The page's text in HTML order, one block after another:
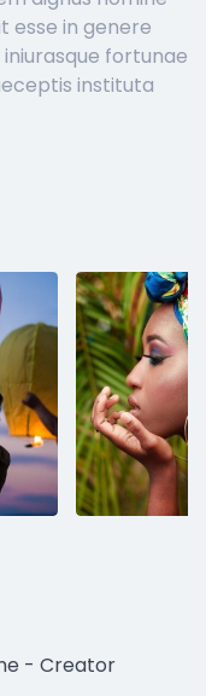
esse in genere
fortunae
instituta
- Creator